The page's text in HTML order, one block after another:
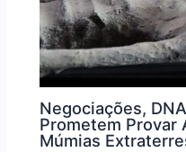
Negociações,
Prometem Provar
Múmias